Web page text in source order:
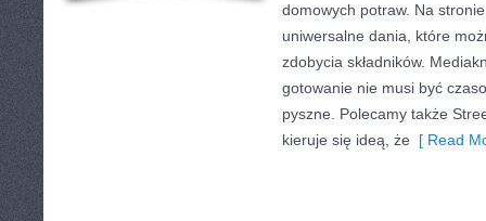
domowych potraw. Na
uniwersalne dania, które
zdobycia składników.
gotowanie nie musi być
pyszne. Polecamy także
kieruje się ideą, że [ Read